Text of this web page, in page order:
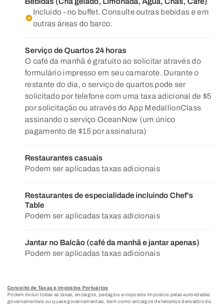
Incluído - no buffet. Consulte outras bebidas e em
outras áreas do barco.
Serviço de Quartos 24 horas
O café da manhã é gratuito ao solicitar através do
formulário impresso em seu camarote. Durante o
restante do dia, o serviço de quartos pode ser
solicitado por telefone com uma taxa adicional de $5
por solicitação ou através do App MedallionClass
assinando o serviço OceanNow (um único
pagamento de $15 por assinatura)
Restaurantes casuais
Podem ser aplicadas taxas adicionais
Restaurantes de especialidade incluindo Chef's
Table
Podem ser aplicadas taxas adicionais
Jantar no Balcão (café da manhã e jantar apenas)
Podem ser aplicadas taxas adicionais
Conceito de Taxas e Impostos Portuários
Podem incluir todas as taxas, encargos, pedágios e impostos impostos pelas autoridades
governamentais ou quase governamentais, bem como encargos de terceiros derivados da